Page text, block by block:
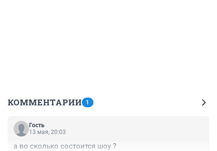
КОММЕНТАРИИ 1
Гость
13 мая, 20:03
а во сколько состоится шоу ?